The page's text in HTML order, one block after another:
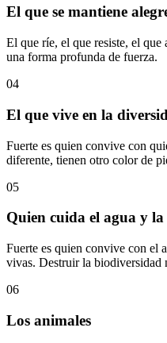
El que se mantiene
El que ríe, el que resiste, el
una forma profunda de fuerza.
04
El que vive en la
Fuerte es quien convive con
diferente, tienen otro color de
05
Quien cuida el agua y
Fuerte es quien convive con el
vivas. Destruir la biodiversidad
06
Los animales